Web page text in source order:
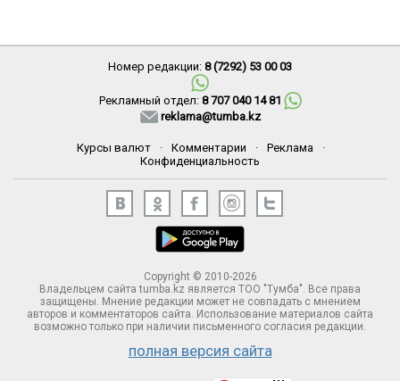
Номер редакции: 8 (7292) 53 00 03
Рекламный отдел: 8 707 040 14 81
reklama@tumba.kz
Курсы валют · Комментарии · Реклама
·
Конфиденциальность
Copyright © 2010-2026
Владельцем сайта tumba.kz является ТОО "Тумба". Все права
защищены. Мнение редакции может не совпадать с мнением
авторов и комментаторов сайта. Использование материалов сайта
возможно только при наличии письменного согласия редакции.
полная версия сайта